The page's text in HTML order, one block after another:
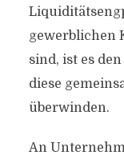
gewerblichen
sind, ist es
diese
überwinden.
An